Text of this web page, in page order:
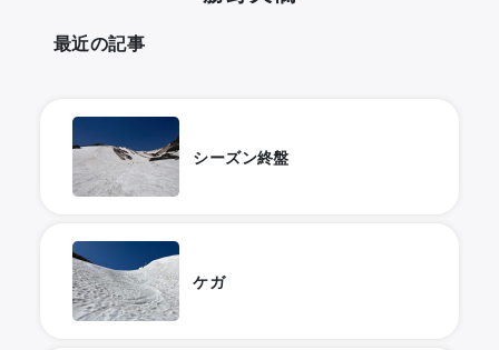
最近の記事
シーズン終盤
ケガ